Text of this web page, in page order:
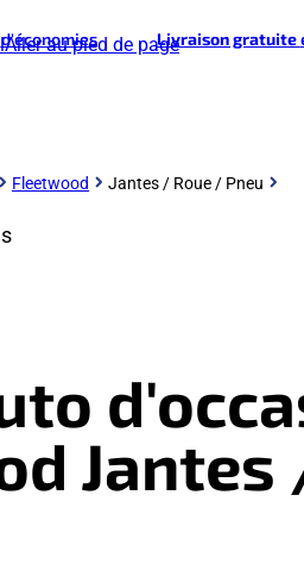
Aller au pied de page
d'économies Livraison gratuite
Fleetwood Jantes / Roue / Pneu
Jantes